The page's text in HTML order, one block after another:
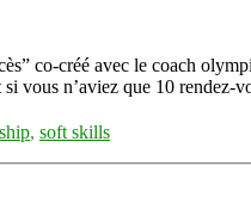
co-créé avec le coach
vous n’aviez que 10
, soft skills